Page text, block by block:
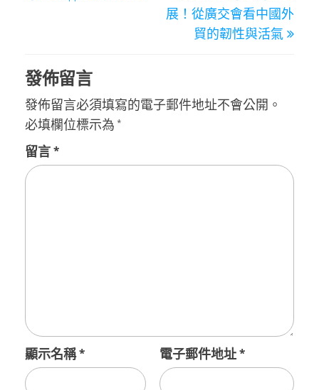
導
展！從廣交會看中國外
貿的韌性與活氣
發佈留言
發佈留言必須填寫的電子郵件地址不會公開。
必填欄位標示為 *
留言*
顯示名稱* 電子郵件地址*